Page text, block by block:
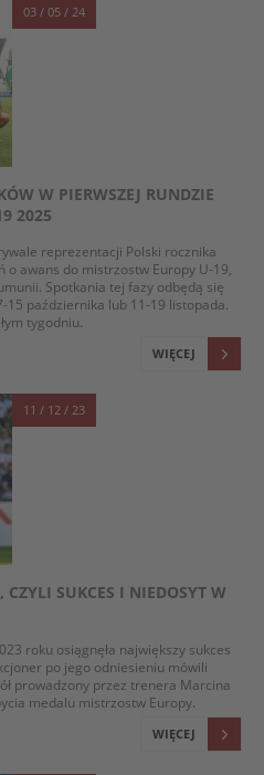
03 / 05 / 24
W PIERWSZEJ RUNDZIE
2025
reprezentacji Polski rocznika
awans do mistrzostw Europy U-19,
Spotkania tej fazy odbędą się
15 października lub 11-19 listopada.
tygodniu.
WIĘCEJ
11 / 12 / 23
SUKCES I NIEDOSYT W
roku osiągnęła największy sukces
po jego odniesieniu mówili
prowadzony przez trenera Marcina
medalu mistrzostw Europy.
WIĘCEJ